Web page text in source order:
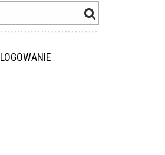
LOGOWANIE